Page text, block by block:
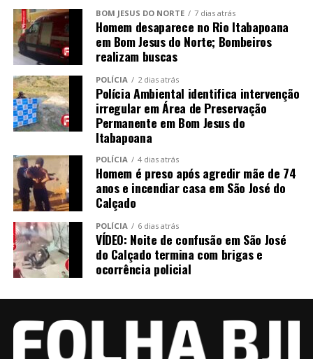
BOM JESUS DO NORTE 7 dias atrás
Homem desaparece no Rio Itabapoana
em Bom Jesus do Norte; Bombeiros
realizam buscas
POLÍCIA 2 dias atrás
Polícia Ambiental identifica intervenção
irregular em Área de Preservação
Permanente em Bom Jesus do
Itabapoana
POLÍCIA 4 dias atrás
Homem é preso após agredir mãe de 74
anos e incendiar casa em São José do
Calçado
POLÍCIA 6 dias atrás
VÍDEO: Noite de confusão em São José
do Calçado termina com brigas e
ocorrência policial